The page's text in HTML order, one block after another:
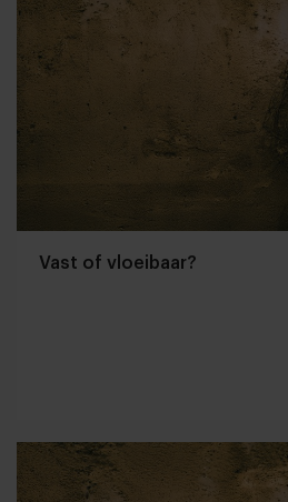
Vast of vloeibaar?